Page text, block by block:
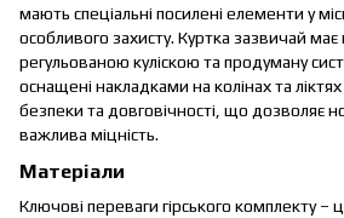
мають спеціальні посилені елементи у
особливого захисту. Куртка зазвичай
регульованою куліскою та продуману
оснащені накладками на колінах та
безпеки та довговічності, що дозволяє
важлива міцність.
Матеріали
Ключові переваги гірського комплекту –